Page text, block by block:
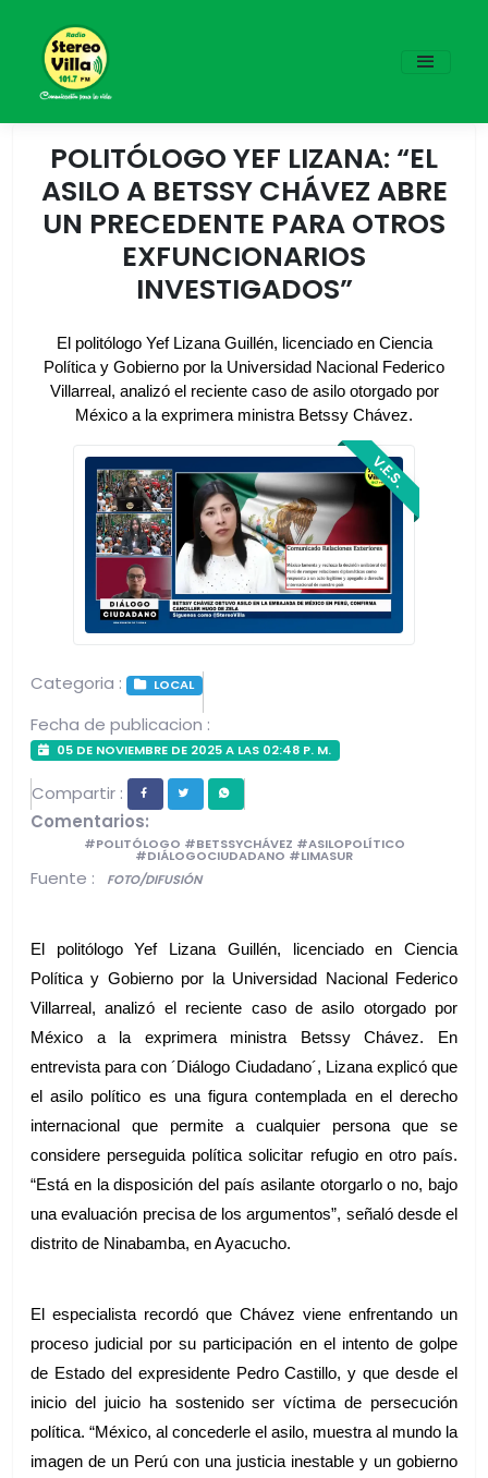
POLITÓLOGO YEF LIZANA: “EL
ASILO A BETSSY CHÁVEZ ABRE
UN PRECEDENTE PARA OTROS
EXFUNCIONARIOS
INVESTIGADOS”
El politólogo Yef Lizana Guillén, licenciado en Ciencia
Política y Gobierno por la Universidad Nacional Federico
Villarreal, analizó el reciente caso de asilo otorgado por
México a la exprimera ministra Betssy Chávez.
V.E.S.
Categoria : LOCAL
Fecha de publicacion :
05 DE NOVIEMBRE DE 2025 A LAS 02:48 P. M.
Compartir :
Comentarios:
#POLITÓLOGO #BETSSYCHÁVEZ #ASILOPOLÍTICO
#DIÁLOGOCIUDADANO #LIMASUR
Fuente : FOTO/DIFUSIÓN
El politólogo Yef Lizana Guillén, licenciado en Ciencia
Política y Gobierno por la Universidad Nacional Federico
Villarreal, analizó el reciente caso de asilo otorgado por
México a la exprimera ministra Betssy Chávez. En
entrevista para con ´Diálogo Ciudadano´, Lizana explicó que
el asilo político es una figura contemplada en el derecho
internacional que permite a cualquier persona que se
considere perseguida política solicitar refugio en otro país.
“Está en la disposición del país asilante otorgarlo o no, bajo
una evaluación precisa de los argumentos”, señaló desde el
distrito de Ninabamba, en Ayacucho.
El especialista recordó que Chávez viene enfrentando un
proceso judicial por su participación en el intento de golpe
de Estado del expresidente Pedro Castillo, y que desde el
inicio del juicio ha sostenido ser víctima de persecución
política. “México, al concederle el asilo, muestra al mundo la
imagen de un Perú con una justicia inestable y un gobierno